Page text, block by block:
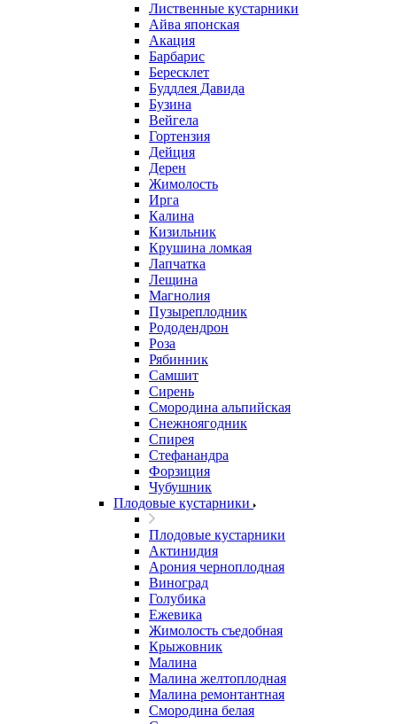
Лиственные кустарники
Айва японская
Акация
Барбарис
Бересклет
Буддлея Давида
Бузина
Вейгела
Гортензия
Дейция
Дерен
Жимолость
Ирга
Калина
Кизильник
Крушина ломкая
Лапчатка
Лещина
Магнолия
Пузыреплодник
Рододендрон
Роза
Рябинник
Самшит
Сирень
Смородина альпийская
Снежноягодник
Спирея
Стефанандра
Форзиция
Чубушник
Плодовые кустарники
Плодовые кустарники
Актинидия
Арония черноплодная
Виноград
Голубика
Ежевика
Жимолость съедобная
Крыжовник
Малина
Малина желтоплодная
Малина ремонтантная
Смородина белая